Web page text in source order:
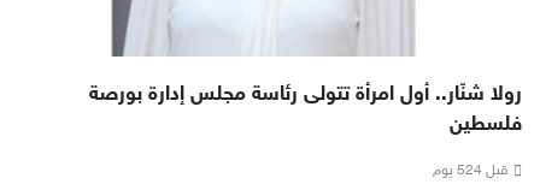
رولا شنّار.. أول امرأة تتولى رئاسة مجلس إدارة بورصة
فلسطين
قبل 524 يوم